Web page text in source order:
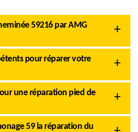
59216 par AMG
pour réparer votre
une réparation pied de
59 la réparation du